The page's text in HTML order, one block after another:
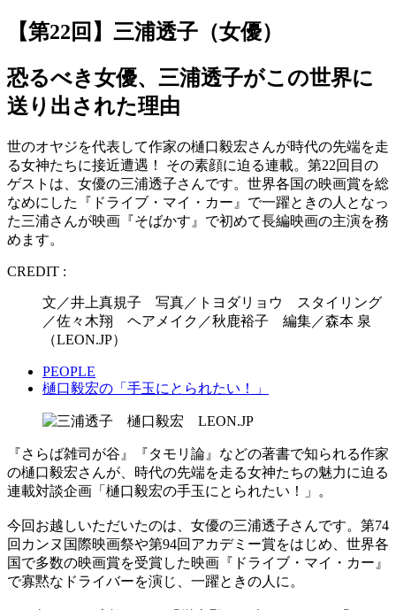
【第22回】三浦透子（女優）
恐るべき女優、三浦透子がこの世界に
送り出された理由
世のオヤジを代表して作家の樋口毅宏さんが時代の先端を走
る女神たちに接近遭遇！ その素顔に迫る連載。第22回目の
ゲストは、女優の三浦透子さんです。世界各国の映画賞を総
なめにした『ドライブ・マイ・カー』で一躍ときの人となっ
た三浦さんが映画『そばかす』で初めて長編映画の主演を務
めます。
CREDIT :
文／井上真規子 写真／トヨダリョウ スタイリング
／佐々木翔 ヘアメイク／秋鹿裕子 編集／森本 泉
（LEON.JP）
PEOPLE
樋口毅宏の「手玉にとられたい！」
『さらば雑司が谷』『タモリ論』などの著書で知られる作家
の樋口毅宏さんが、時代の先端を走る女神たちの魅力に迫る
連載対談企画「樋口毅宏の手玉にとられたい！」。
今回お越しいただいたのは、女優の三浦透子さんです。第74
回カンヌ国際映画祭や第94回アカデミー賞をはじめ、世界各
国で多数の映画賞を受賞した映画『ドライブ・マイ・カー』
で寡黙なドライバーを演じ、一躍ときの人に。